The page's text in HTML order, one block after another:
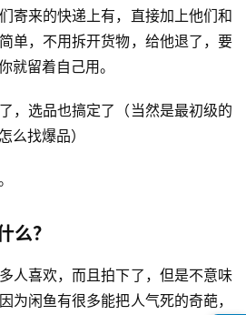
寄来的快递上有，直接加上他们和
单，不用拆开货物，给他退了，要
就留着自己用。
，选品也搞定了（当然是最初级的
么找爆品）
么？
人喜欢，而且拍下了，但是不意味
为闲鱼有很多能把人气死的奇葩，